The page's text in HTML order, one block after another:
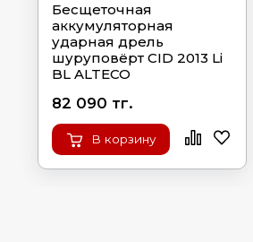
Бесщеточная
аккумуляторная
ударная дрель
шуруповёрт CID 2013 Li
BL ALTECO
82 090 тг.
В корзину